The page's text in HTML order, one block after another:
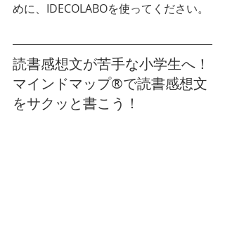
めに、IDECOLABOを使ってください。
読書感想文が苦手な小学生へ！
マインドマップ®︎で読書感想文
をサクッと書こう！